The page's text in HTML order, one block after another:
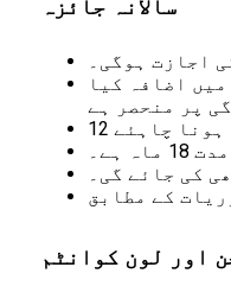
سالانہ جائزہ
اجازت ہوگی۔
اضافہ کیا
پر منحصر ہے
ہونا چاہئے
کی جائے گی۔
کے مطابق
اور لون کوانٹم